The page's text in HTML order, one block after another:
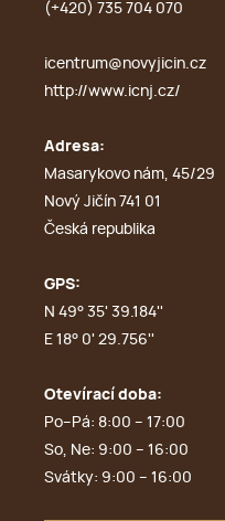
(+420) 735 704 070
icentrum@novyjicin.cz
http://www.icnj.cz/
Adresa:
Masarykovo nám, 45/29
Nový Jičín 741 01
Česká republika
GPS:
N 49° 35' 39.184''
E 18° 0' 29.756''
Otevírací doba:
Po–Pá: 8:00 – 17:00
So, Ne: 9:00 – 16:00
Svátky: 9:00 – 16:00